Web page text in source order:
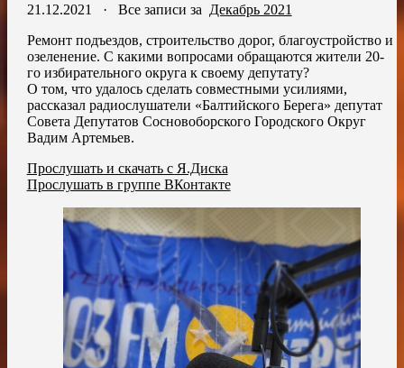
21.12.2021 · Все записи за Декабрь 2021
Ремонт подъездов, строительство дорог, благоустройство и
озеленение. С какими вопросами обращаются жители 20-
го избирательного округа к своему депутату?
О том, что удалось сделать совместными усилиями,
рассказал радиослушатели «Балтийского Берега» депутат
Совета Депутатов Сосновоборского Городского Округ
Вадим Артемьев.
Прослушать и скачать с Я.Диска
Прослушать в группе ВКонтакте